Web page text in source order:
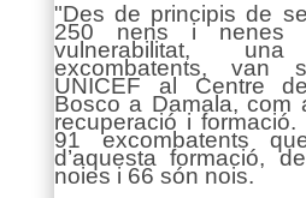
"Des de principis de
250 nens i nenes
vulnerabilitat,
excombatents, van
UNICEF al Centre
Bosco a Damala, com
recuperació i
91 excombatents
d’aquesta formació,
noies i 66 són nois.